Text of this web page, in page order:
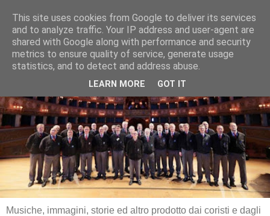
Musiche, immagini, storie ed altro prodotto dai coristi e dagli
This site uses cookies from Google to deliver its services
and to analyze traffic. Your IP address and user-agent are
shared with Google along with performance and security
metrics to ensure quality of service, generate usage
statistics, and to detect and address abuse.
LEARN MORE GOT IT